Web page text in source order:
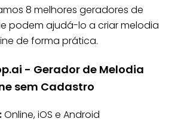
8 melhores geradores de
podem ajudá-lo a criar melodia
de forma prática.
- Gerador de Melodia
sem Cadastro
Online, iOS e Android